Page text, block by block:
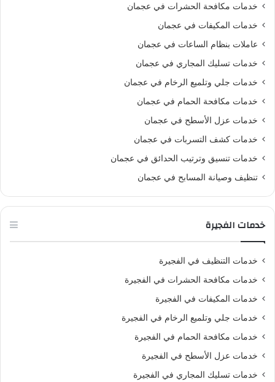
خدمات مكافحة الحشرات في عجمان
خدمات المكيفات في عجمان
عاملات بنظام الساعات في عجمان
خدمات تسليك المجاري في عجمان
خدمات جلي وتلميع الرخام في عجمان
خدمات مكافحة الحمام في عجمان
خدمات عزل الأسطح في عجمان
خدمات كشف التسربات في عجمان
خدمات تنسيق وترتيب الحدائق في عجمان
تنظيف وصيانة المسابح في عجمان
خدمات الفجيرة
خدمات التنظيف في الفجيرة
خدمات مكافحة الحشرات في الفجيرة
خدمات المكيفات في الفجيرة
خدمات جلي وتلميع الرخام في الفجيرة
خدمات مكافحة الحمام في الفجيرة
خدمات عزل الأسطح في الفجيرة
خدمات تسليك المجاري في الفجيرة